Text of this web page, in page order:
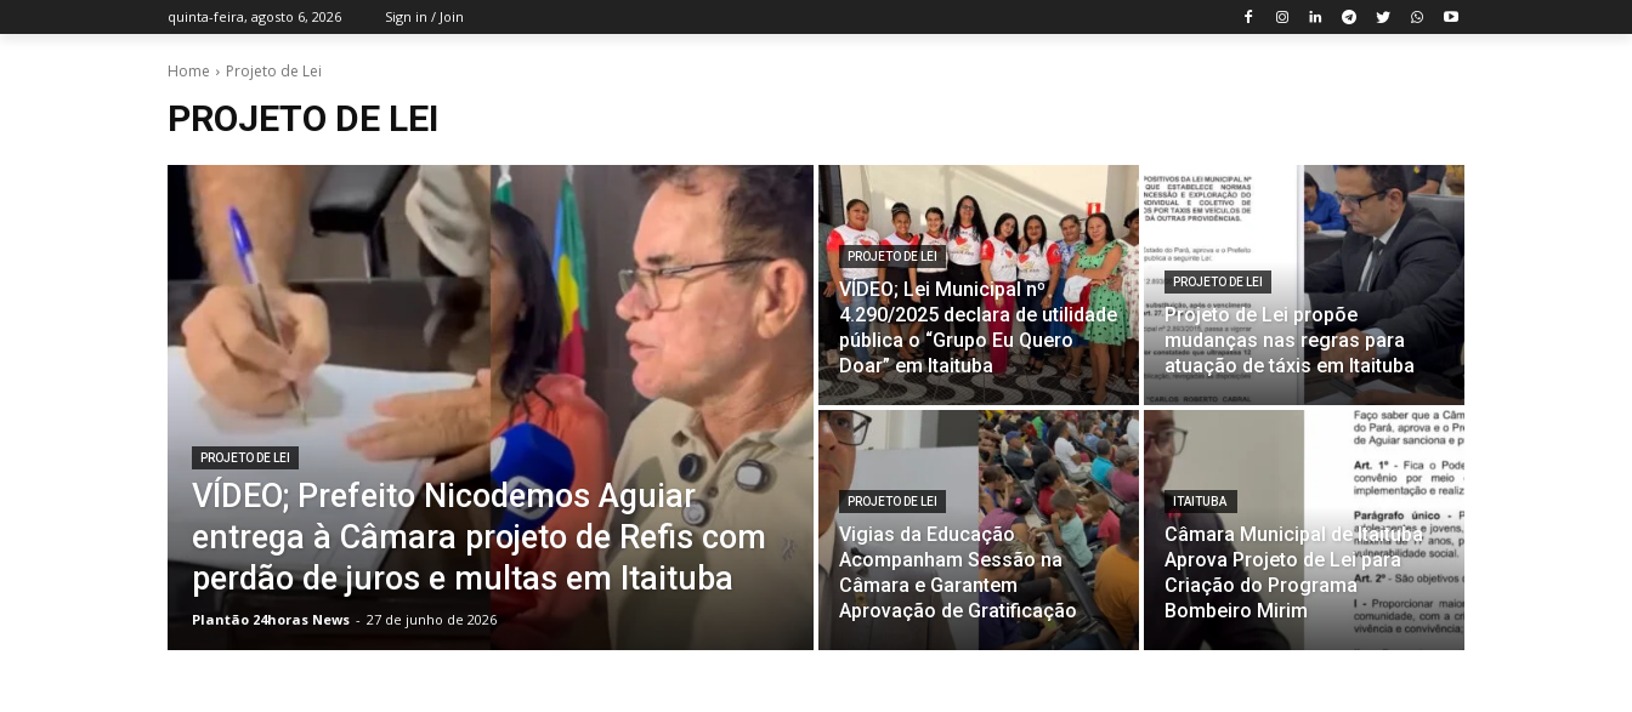
quinta-feira, agosto 6, 2026 Sign in / Join
Home Projeto de Lei
PROJETO DE LEI
PROJETO DE LEI
VÍDEO; Prefeito Nicodemos Aguiar
entrega à Câmara projeto de Refis com
perdão de juros e multas em Itaituba
Plantão 24horas News - 27 de junho de 2026
PROJETO DE LEI
VÍDEO; Lei Municipal nº
4.290/2025 declara de utilidade
pública o “Grupo Eu Quero
Doar” em Itaituba
PROJETO DE LEI
Projeto de Lei propõe
mudanças nas regras para
atuação de táxis em Itaituba
PROJETO DE LEI
Vigias da Educação
Acompanham Sessão na
Câmara e Garantem
Aprovação de Gratificação
ITAITUBA
Câmara Municipal de Itaituba
Aprova Projeto de Lei para
Criação do Programa
Bombeiro Mirim